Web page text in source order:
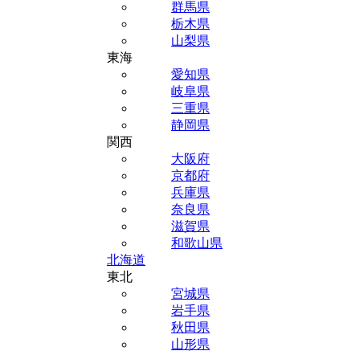
群馬県
栃木県
山梨県
東海
愛知県
岐阜県
三重県
静岡県
関西
大阪府
京都府
兵庫県
奈良県
滋賀県
和歌山県
北海道
東北
宮城県
岩手県
秋田県
山形県